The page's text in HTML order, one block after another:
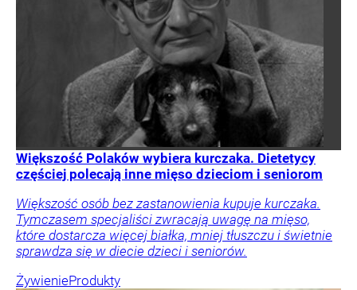
Większość Polaków wybiera kurczaka. Dietetycy
częściej polecają inne mięso dzieciom i seniorom
Większość osób bez zastanowienia kupuje kurczaka.
Tymczasem specjaliści zwracają uwagę na mięso,
które dostarcza więcej białka, mniej tłuszczu i świetnie
sprawdza się w diecie dzieci i seniorów.
ŻywienieProdukty